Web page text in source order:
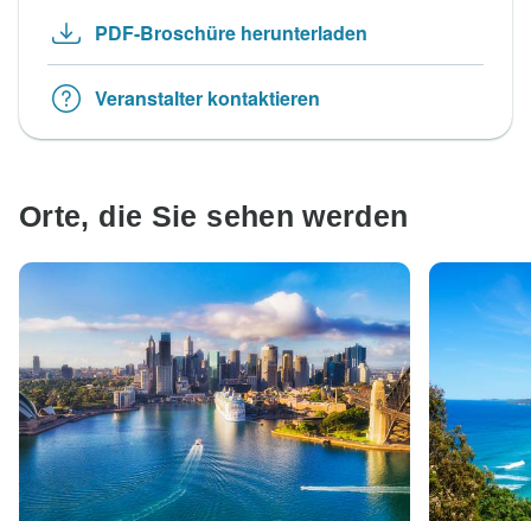
PDF-Broschüre herunterladen
Veranstalter kontaktieren
Orte, die Sie sehen werden